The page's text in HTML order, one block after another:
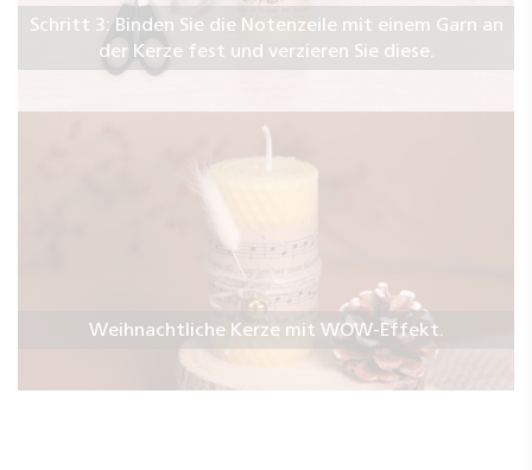
Schritt 3: Binden Sie die Notenzeile mit einem Garn an
der Kerze fest und verzieren Sie diese.
Weihnachtliche Kerze mit WOW-Effekt.